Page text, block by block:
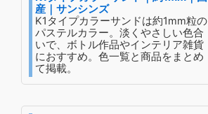
産｜サンシンズ
K1タイプカラーサンドは約1mm粒の
パステルカラー。淡くやさしい色合
いで、ボトル作品やインテリア雑貨
におすすめ。色一覧と商品をまとめ
て掲載。